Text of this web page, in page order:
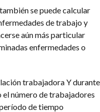
se puede calcular
de trabajo y
aún más particular
enfermedades o
trabajadora Y durante
número de trabajadores
de tiempo